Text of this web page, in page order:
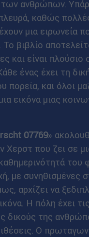
ανθρώπων.
καθώς
μια ειρωνεία
βιβλίο
και είναι πλούσιο
ένας έχει τη
πορεία, και όλοι
εικόνα μιας
07769»
Χερστ που ζει σε
του
με συνηθισμένες
αρχίζει να
Η πόλη έχει
δικούς της
Ο